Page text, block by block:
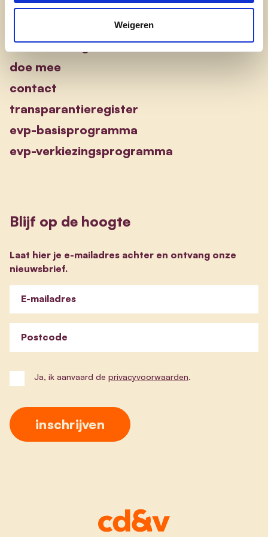
Weigeren
Engagement
onze afdelingen
doe mee
contact
transparantieregister
evp-basisprogramma
evp-verkiezingsprogramma
Blijf op de hoogte
Laat hier je e-mailadres achter en ontvang onze
nieuwsbrief.
E-mailadres
Postcode
Ja, ik aanvaard de privacyvoorwaarden.